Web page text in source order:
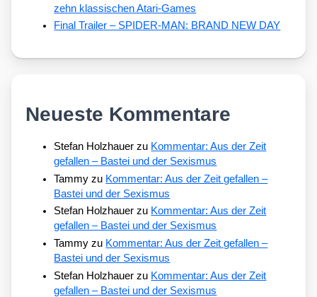
zehn klassischen Atari-Games
Final Trailer – SPIDER-MAN: BRAND NEW DAY
Neueste Kommentare
Stefan Holzhauer zu Kommentar: Aus der Zeit
gefallen – Bastei und der Sexismus
Tammy zu Kommentar: Aus der Zeit gefallen –
Bastei und der Sexismus
Stefan Holzhauer zu Kommentar: Aus der Zeit
gefallen – Bastei und der Sexismus
Tammy zu Kommentar: Aus der Zeit gefallen –
Bastei und der Sexismus
Stefan Holzhauer zu Kommentar: Aus der Zeit
gefallen – Bastei und der Sexismus